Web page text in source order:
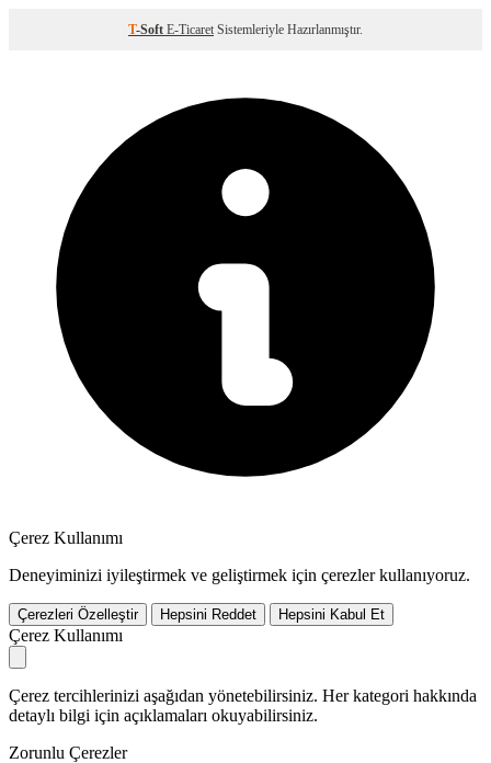
T-Soft E-Ticaret Sistemleriyle Hazırlanmıştır.
Çerez Kullanımı
Deneyiminizi iyileştirmek ve geliştirmek için çerezler kullanıyoruz.
Çerezleri Özelleştir Hepsini Reddet Hepsini Kabul Et
Çerez Kullanımı
Çerez tercihlerinizi aşağıdan yönetebilirsiniz. Her kategori hakkında
detaylı bilgi için açıklamaları okuyabilirsiniz.
Zorunlu Çerezler